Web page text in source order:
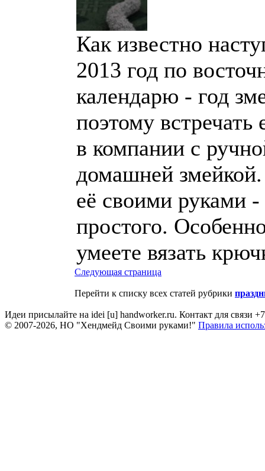
Как известно
2013 год по
календарю - год
поэтому встречать
в компании с
домашней
её своими руками
простого.
умеете вязать
Следующая страница
Перейти к списку всех статей рубрики
Идеи присылайте на idei [u] handworker.ru. Контакт для связи
© 2007-2026, НО "Хендмейд Своими руками!" Правила